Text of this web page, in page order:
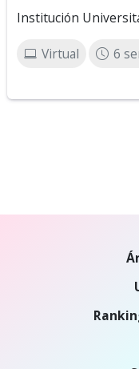
Institución
Virtual 6